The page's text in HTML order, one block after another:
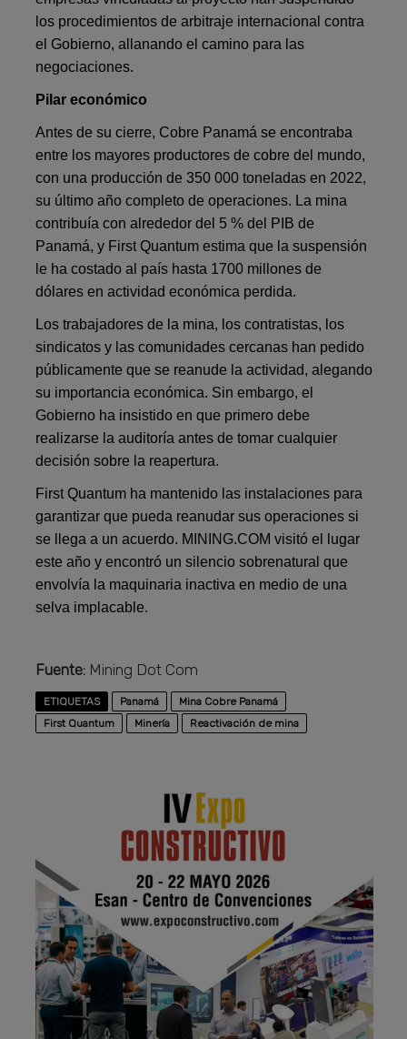
los procedimientos de arbitraje internacional contra
el Gobierno, allanando el camino para las
negociaciones.
Pilar económico
Antes de su cierre, Cobre Panamá se encontraba
entre los mayores productores de cobre del mundo,
con una producción de 350 000 toneladas en 2022,
su último año completo de operaciones. La mina
contribuía con alrededor del 5 % del PIB de
Panamá, y First Quantum estima que la suspensión
le ha costado al país hasta 1700 millones de
dólares en actividad económica perdida.
Los trabajadores de la mina, los contratistas, los
sindicatos y las comunidades cercanas han pedido
públicamente que se reanude la actividad, alegando
su importancia económica. Sin embargo, el
Gobierno ha insistido en que primero debe
realizarse la auditoría antes de tomar cualquier
decisión sobre la reapertura.
First Quantum ha mantenido las instalaciones para
garantizar que pueda reanudar sus operaciones si
se llega a un acuerdo. MINING.COM visitó el lugar
este año y encontró un silencio sobrenatural que
envolvía la maquinaria inactiva en medio de una
selva implacable.
Fuente: Mining Dot Com
ETIQUETAS Panamá
Mina Cobre Panamá
First Quantum
Minería Reactivación de mina